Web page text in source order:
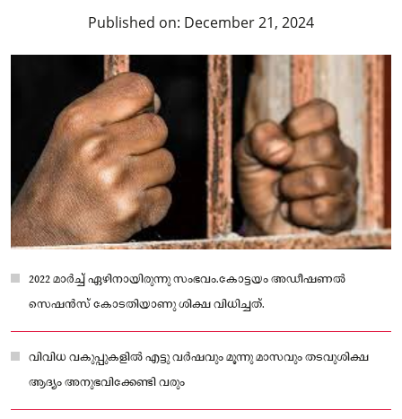
Published on: December 21, 2024
2022 മാര്‍ച്ച് ഏഴിനായിരുന്നു സംഭവം.കോട്ടയം അഡീഷണൽ
സെഷൻസ് കോടതിയാണു ശിക്ഷ വിധിച്ചത്.
വിവിധ വകുപ്പുകളിൽ എട്ടു വർഷവും മൂന്നു മാസവും തടവുശിക്ഷ
ആദ്യം അനുഭവിക്കേണ്ടി വരും